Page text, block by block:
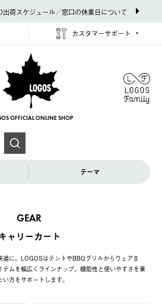
荷スケジュール／窓口の休業日について
カスタマーサポート
OFFICIAL ONLINE SHOP
テーマ
GEAR
キャリーカート
適に。LOGOSはテントやBBQグリルからウェアま
ムを幅広くラインナップ。機能性と使いやすさを兼
方をサポートします。